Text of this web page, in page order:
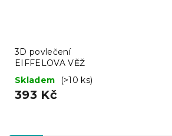
3D povlečení
EIFFELOVA VĚŽ
Skladem
(>10 ks)
393 Kč